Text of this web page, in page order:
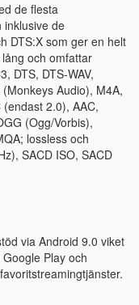
de flesta
inklusive de
DTS:X som ger en helt
och omfattar
DTS, DTS-WAV,
Audio), M4A,
(endast 2.0), AAC,
(Ogg/Vorbis),
lossless och
SACD ISO, SACD
via Android 9.0 viket
Play och